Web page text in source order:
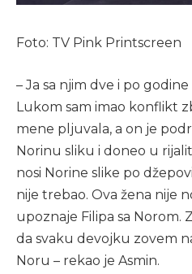
Foto: TV Pink Printscreen
– Ja sa njim dve i po
Lukom sam imao konflikt
mene pljuvala, a on je
Norinu sliku i doneo u
nosi Norine slike po
nije trebao. Ova žena nije
upoznaje Filipa sa Norom.
da svaku devojku zovem
Noru – rekao je Asmin.